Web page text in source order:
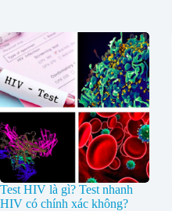
Test HIV là gì? Test nhanh
HIV có chính xác không?